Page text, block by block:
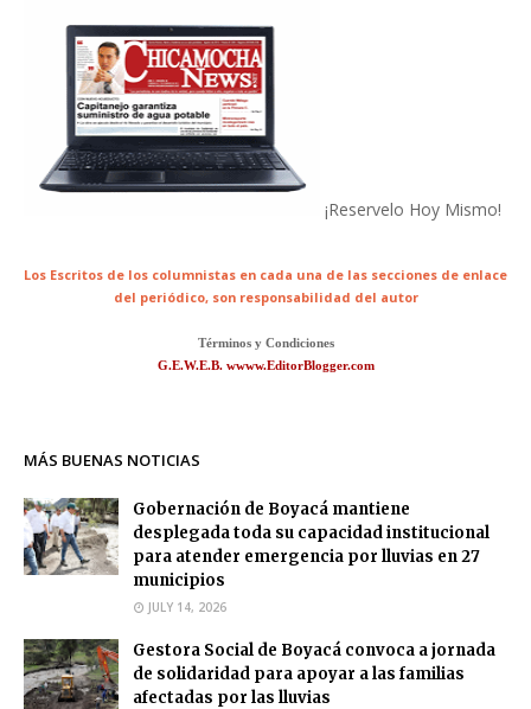
¡Reservelo Hoy Mismo!
Los Escritos de los columnistas en cada una de las secciones de enlace
del periódico, son responsabilidad del autor
Términos y Condiciones
G.E.W.E.B. wwww.EditorBlogger.com
MÁS BUENAS NOTICIAS
Gobernación de Boyacá mantiene
desplegada toda su capacidad institucional
para atender emergencia por lluvias en 27
municipios
JULY 14, 2026
Gestora Social de Boyacá convoca a jornada
de solidaridad para apoyar a las familias
afectadas por las lluvias